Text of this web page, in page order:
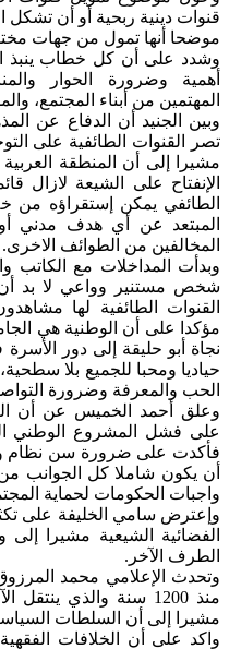
قنوات دينية ربحية أو أن تشكل
موضحا أنها تمول من جهات
وشدد على أن كل خطاب ينبذ
أهمية وضرورة الحوار
المهتمين من أبناء المجتمع،
وبين الجنيد أن الدفاع عن
تصر القنوات الطائفية على
مشيرا إلى أن المنطقة
الإنفتاح على الشيعة لازال
الطائفي يمكن إستقراؤه من
المبتعد عن أي هدف مدني
المخالفين من الطوائف الاخرى.
وبدأت المداخلات مع الكاتب
شخص مستنير وواعي لا بد
القنوات الطائفية لها
مؤكدا على أن الوطنية هي
نجاة أبو حليقة إلى دور
حياديا ومحبا للجميع بلا
الحب والمعرفة وضرورة
وعلق أحمد الخميس عن أن
على فشل المشروع الوطني
فأكدت على ضرورة سن نظام
أن يكون شاملا كل الجوانب
واجبات الحكومات لحماية
وإعترض سامي الخليفة على
الفضائية الشيعية مشيرا
الطرف الآخر.
وتحدث الإعلامي محمد
منذ 1200 سنة والذي
مشيرا إلى أن السلطات
واكد على أن الخلافات